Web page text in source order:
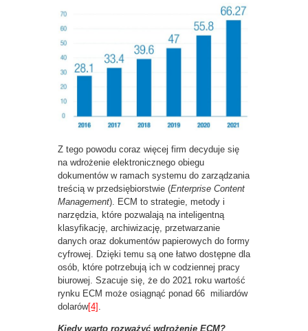
Z tego powodu coraz więcej firm decyduje się
na wdrożenie elektronicznego obiegu
dokumentów w ramach systemu do zarządzania
treścią w przedsiębiorstwie (Enterprise Content
Management). ECM to strategie, metody i
narzędzia, które pozwalają na inteligentną
klasyfikację, archiwizację, przetwarzanie
danych oraz dokumentów papierowych do formy
cyfrowej. Dzięki temu są one łatwo dostępne dla
osób, które potrzebują ich w codziennej pracy
biurowej. Szacuje się, że do 2021 roku wartość
rynku ECM może osiągnąć ponad 66 miliardów
dolarów[4]
Kiedy warto rozważyć wdrożenie ECM?